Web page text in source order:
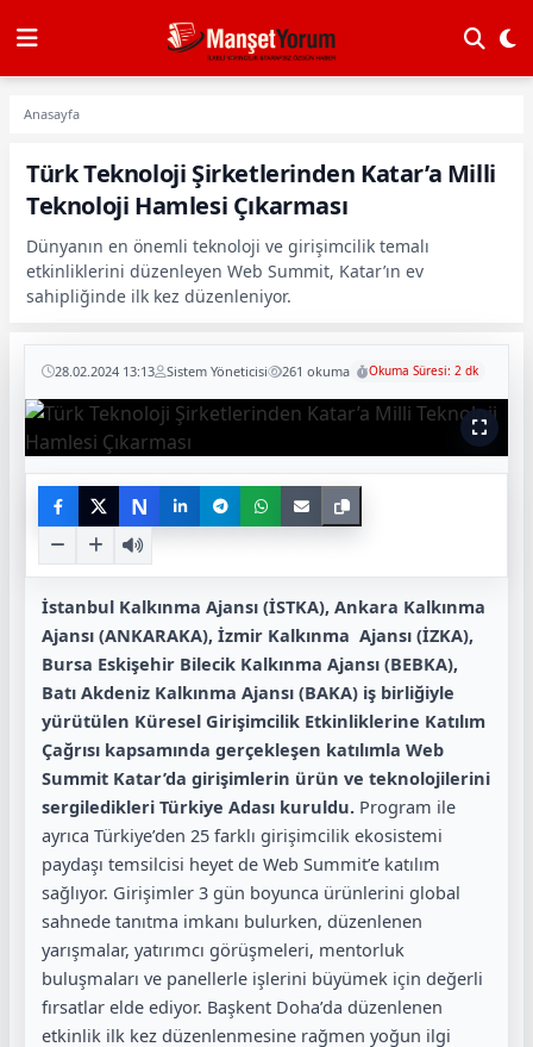
Anasayfa
Türk Teknoloji Şirketlerinden Katar’a Milli
Teknoloji Hamlesi Çıkarması
Dünyanın en önemli teknoloji ve girişimcilik temalı
etkinliklerini düzenleyen Web Summit, Katar’ın ev
sahipliğinde ilk kez düzenleniyor.
28.02.2024 13:13 Sistem Yöneticisi 261 okuma Okuma Süresi: 2 dk
N
İstanbul Kalkınma Ajansı (İSTKA), Ankara Kalkınma
Ajansı (ANKARAKA), İzmir Kalkınma Ajansı (İZKA),
Bursa Eskişehir Bilecik Kalkınma Ajansı (BEBKA),
Batı Akdeniz Kalkınma Ajansı (BAKA) iş birliğiyle
yürütülen Küresel Girişimcilik Etkinliklerine Katılım
Çağrısı kapsamında gerçekleşen katılımla Web
Summit Katar’da girişimlerin ürün ve teknolojilerini
sergiledikleri Türkiye Adası kuruldu. Program ile
ayrıca Türkiye’den 25 farklı girişimcilik ekosistemi
paydaşı temsilcisi heyet de Web Summit’e katılım
sağlıyor. Girişimler 3 gün boyunca ürünlerini global
sahnede tanıtma imkanı bulurken, düzenlenen
yarışmalar, yatırımcı görüşmeleri, mentorluk
buluşmaları ve panellerle işlerini büyümek için değerli
fırsatlar elde ediyor. Başkent Doha’da düzenlenen
etkinlik ilk kez düzenlenmesine rağmen yoğun ilgi